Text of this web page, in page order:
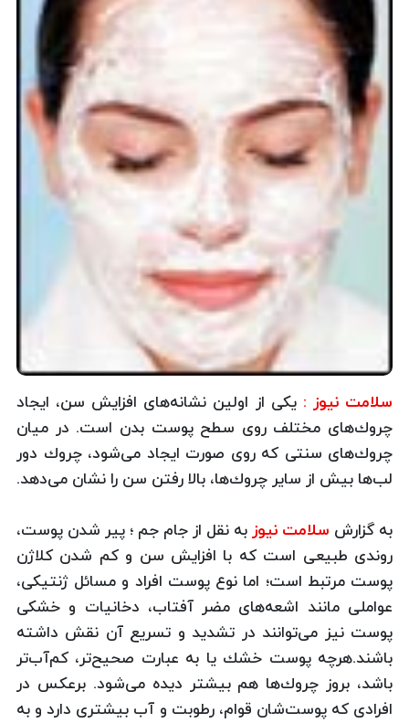
سلامت نیوز : یكی از اولین نشانه‌های افزایش سن، ایجاد
چروك‌های مختلف روی سطح پوست بدن است. در میان
چروك‌های سنتی كه روی صورت ایجاد می‌شود، چروك دور
لب‌ها بیش از سایر چروك‌ها، بالا رفتن سن را نشان می‌دهد.
به گزارش سلامت نیوز به نقل از جام جم ؛ پیر شدن پوست،
روندی طبیعی است كه با افزایش سن و كم شدن كلاژن
پوست مرتبط است؛ اما نوع پوست افراد و مسائل ژنتیكی،
عواملی مانند اشعه‌های مضر آفتاب، دخانیات و خشكی
پوست نیز می‌توانند در تشدید و تسریع آن نقش داشته
باشند.‌هرچه پوست خشك یا به عبارت صحیح‌تر، كم‌آب‌تر
باشد، بروز چروك‌ها هم بیشتر دیده می‌شود. برعكس در
افرادی كه پوست‌شان قوام، رطوبت و آب بیشتری دارد و به